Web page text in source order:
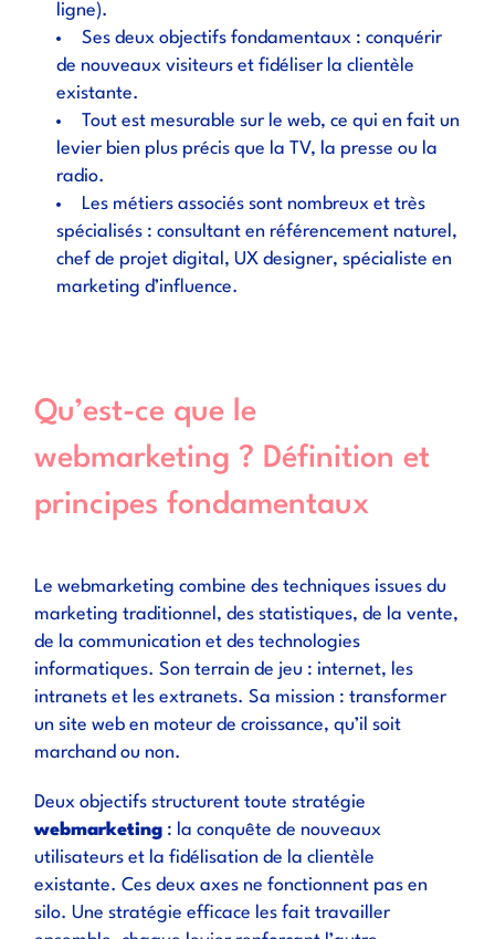
ligne).
Ses deux objectifs fondamentaux : conquérir
de nouveaux visiteurs et fidéliser la clientèle
existante.
Tout est mesurable sur le web, ce qui en fait un
levier bien plus précis que la TV, la presse ou la
radio.
Les métiers associés sont nombreux et très
spécialisés : consultant en référencement naturel,
chef de projet digital, UX designer, spécialiste en
marketing d’influence.
Qu’est-ce que le
webmarketing ? Définition et
principes fondamentaux
Le webmarketing combine des techniques issues du
marketing traditionnel, des statistiques, de la vente,
de la communication et des technologies
informatiques. Son terrain de jeu : internet, les
intranets et les extranets. Sa mission : transformer
un site web en moteur de croissance, qu’il soit
marchand ou non.
Deux objectifs structurent toute stratégie
webmarketing : la conquête de nouveaux
utilisateurs et la fidélisation de la clientèle
existante. Ces deux axes ne fonctionnent pas en
silo. Une stratégie efficace les fait travailler